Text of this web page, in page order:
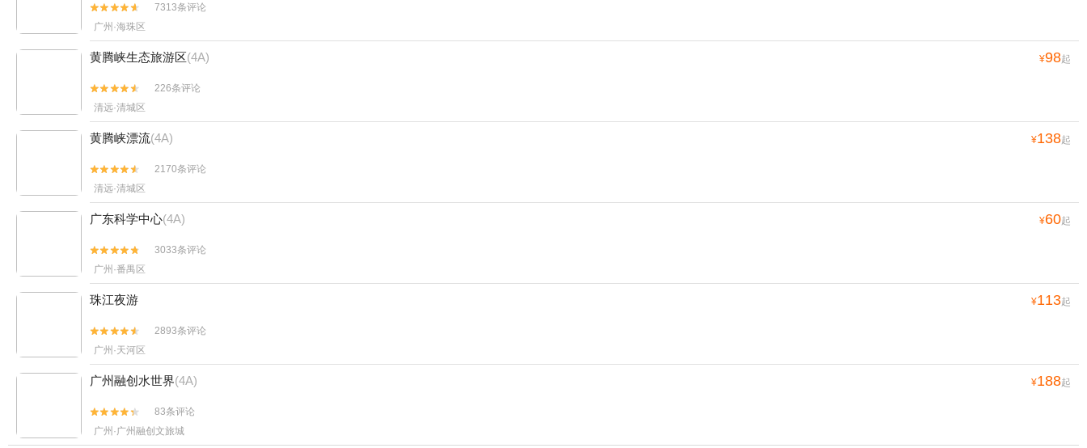


7313条评论
广州·海珠区
黄腾峡生态旅游区(4A) ¥98起


226条评论
清远·清城区
黄腾峡漂流(4A) ¥138起


2170条评论
清远·清城区
广东科学中心(4A) ¥60起


3033条评论
广州·番禺区
珠江夜游 ¥113起


2893条评论
广州·天河区
广州融创水世界(4A) ¥188起


83条评论
广州·广州融创文旅城